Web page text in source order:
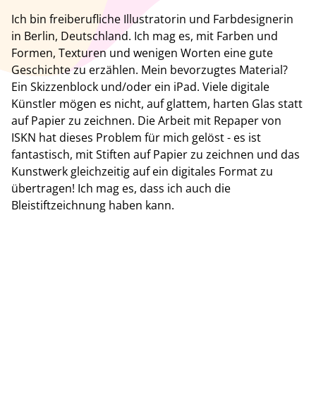
Ich bin freiberufliche Illustratorin und Farbdesignerin
in Berlin, Deutschland. Ich mag es, mit Farben und
Formen, Texturen und wenigen Worten eine gute
Geschichte zu erzählen. Mein bevorzugtes Material?
Ein Skizzenblock und/oder ein iPad. Viele digitale
Künstler mögen es nicht, auf glattem, harten Glas statt
auf Papier zu zeichnen. Die Arbeit mit Repaper von
ISKN hat dieses Problem für mich gelöst - es ist
fantastisch, mit Stiften auf Papier zu zeichnen und das
Kunstwerk gleichzeitig auf ein digitales Format zu
übertragen! Ich mag es, dass ich auch die
Bleistiftzeichnung haben kann.